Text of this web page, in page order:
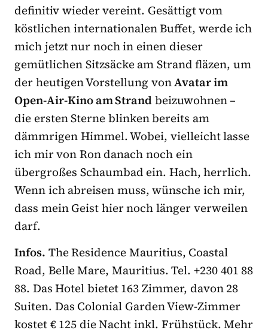
definitiv wieder vereint. Gesättigt vom
köstlichen internationalen Buffet, werde ich
mich jetzt nur noch in einen dieser
gemütlichen Sitzsäcke am Strand fläzen, um
der heutigen Vorstellung vonAvatar im
Open-Air-Kino am Strandbeizuwohnen –
die ersten Sterne blinken bereits am
dämmrigen Himmel. Wobei, vielleicht lasse
ich mir von Ron danach noch ein
übergroßes Schaumbad ein. Hach, herrlich.
Wenn ich abreisen muss, wünsche ich mir,
dass mein Geist hier noch länger verweilen
darf.
Infos. The Residence Mauritius, Coastal
Road, Belle Mare, Mauritius. Tel. +230 401 88
88. Das Hotel bietet 163 Zimmer, davon 28
Suiten. Das Colonial Garden View-Zimmer
kostet € 125 die Nacht inkl. Frühstück. Mehr